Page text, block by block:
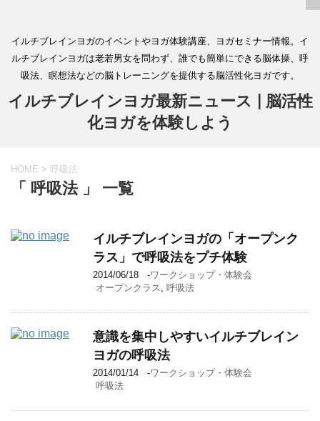
イルチブレインヨガのイベントやヨガ体験講座、ヨガセミナー情報。イ
ルチブレインヨガは老若男女を問わず、誰でも簡単にできる脳体操、呼
吸法、瞑想法などの脳トレーニングを提供する脳活性化ヨガです。
イルチブレインヨガ最新ニュース | 脳活性
化ヨガを体験しよう
HOME > 呼吸法
「 呼吸法 」 一覧
イルチブレインヨガの「オープンク
ラス」で呼吸法をプチ体験
2014/06/18 -ワークショップ・体験会
オープンクラス , 呼吸法
意識を集中しやすいイルチブレイン
ヨガの呼吸法
2014/01/14 -ワークショップ・体験会
呼吸法